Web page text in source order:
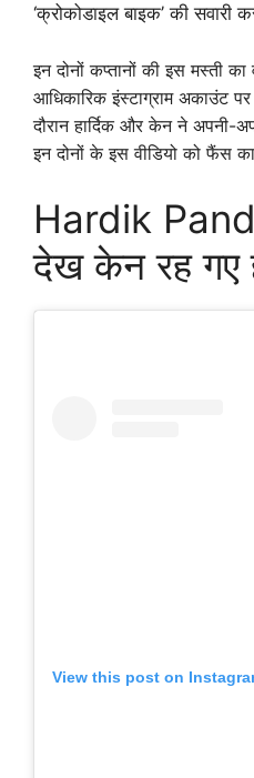
‘क्रोकोडाइल बाइक’ की सवारी
इन दोनों कप्तानों की इस मस्ती
आधिकारिक इंस्टाग्राम अकाउंट
दौरान हार्दिक और केन ने अपनी-
इन दोनों के इस वीडियो को फैंस
Hardik
देख केन रह
View this post on